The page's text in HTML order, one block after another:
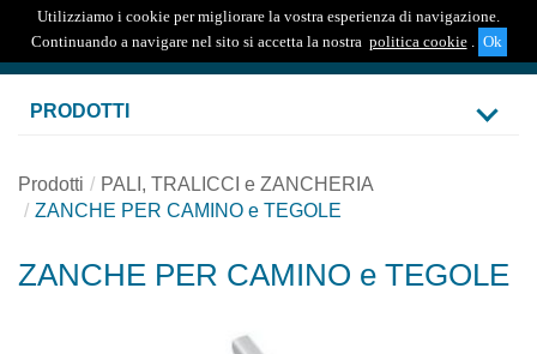
Utilizziamo i cookie per migliorare la vostra esperienza di navigazione.
Continuando a navigare nel sito si accetta la nostra politica cookie .
PRODOTTI
Prodotti
PALI, TRALICCI e ZANCHERIA
ZANCHE PER CAMINO e TEGOLE
ZANCHE PER CAMINO e TEGOLE